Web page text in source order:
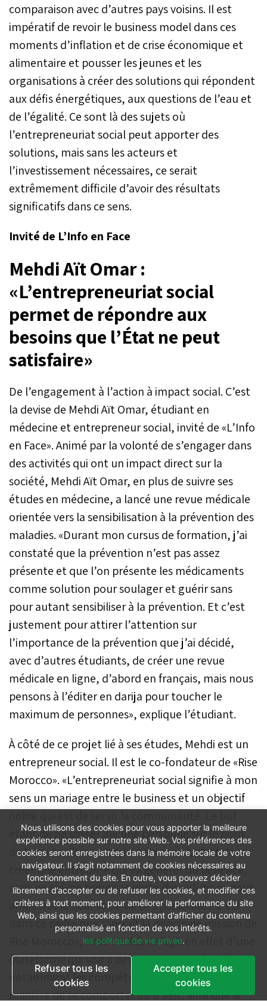
comparaison avec d’autres pays voisins. Il est
impératif de revoir le business model dans ces
moments d’inflation et de crise économique et
alimentaire et pousser les jeunes et les
organisations à créer des solutions qui répondent
aux défis énergétiques, aux questions de l’eau et
de l’égalité. Ce sont là des sujets où
l’entrepreneuriat social peut apporter des
solutions, mais sans les acteurs et
l’investissement nécessaires, ce serait
extrêmement difficile d’avoir des résultats
significatifs dans ce sens.
Invité de L’Info en Face
Mehdi Aït Omar :
«L’entrepreneuriat social
permet de répondre aux
besoins que l’État ne peut
satisfaire»
De l’engagement à l’action à impact social. C’est
la devise de Mehdi Aït Omar, étudiant en
médecine et entrepreneur social, invité de «L’Info
en Face». Animé par la volonté de s’engager dans
des activités qui ont un impact direct sur la
société, Mehdi Aït Omar, en plus de suivre ses
études en médecine, a lancé une revue médicale
orientée vers la sensibilisation à la prévention des
maladies. «Durant mon cursus de formation, j’ai
constaté que la prévention n’est pas assez
présente et que l’on présente les médicaments
comme solution pour soulager et guérir sans
pour autant sensibiliser à la prévention. Et c’est
justement pour attirer l’attention sur
l’importance de la prévention que j’ai décidé,
avec d’autres étudiants, de créer une revue
médicale en ligne, d’abord en français, mais nous
pensons à l’éditer en darija pour toucher le
maximum de personnes», explique l’étudiant.
À côté de ce projet lié à ses études, Mehdi est un
entrepreneur social. Il est le co-fondateur de «Rise
Morocco». «L’entrepreneuriat social signifie à mon
sens un mariage entre le business et un objectif
étant de ne laisser aucune personne sur le bord
de la route. Être entrepreneur social, c’est donc
créer une entreprise qui va générer du bénéfice,
mais en même temps apporte des solutions pour
améliorer la qualité de vie des personnes. C’est
dans ce cadre que s’inscrit la principale mission de
Rise Morocco», note Mehdi. Il s’agit en effet d’une
plateforme qui vise à développer les soft skills et
notamment les compétences relatives à la
manière de se comporter ou d’agir, ainsi que le
Nous utilisons des cookies pour vous apporter la meilleure
expérience possible sur notre site Web. Vos préférences des
cookies seront enregistrées dans la mémoire locale de votre
navigateur. Il s’agit notamment de cookies nécessaires au
fonctionnement du site. En outre, vous pouvez décider
librement d’accepter ou de refuser les cookies, et modifier ces
critères à tout moment, pour améliorer la performance du site
Web, ainsi que les cookies permettant d’afficher du contenu
personnalisé en fonction de vos intérêts.
les politique de vie privee.
Refuser tous les
cookies
Accepter tous les
cookies